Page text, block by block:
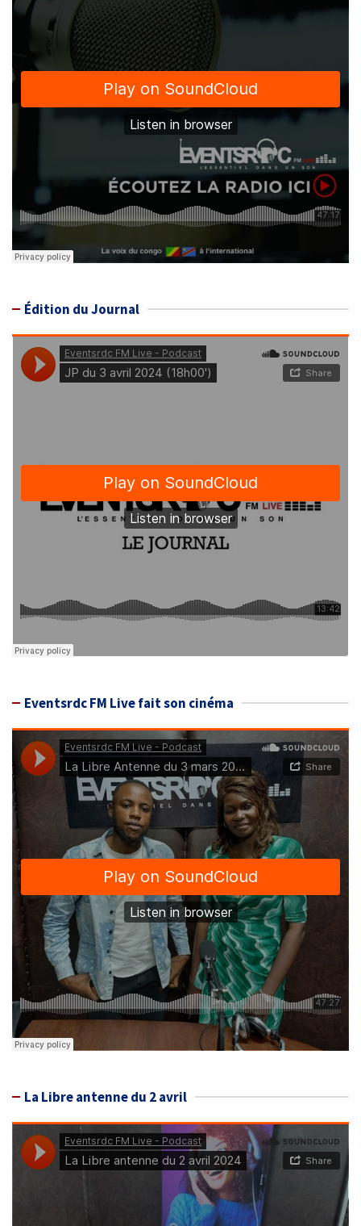
Édition du Journal
Eventsrdc FM Live fait son cinéma
La Libre antenne du 2 avril